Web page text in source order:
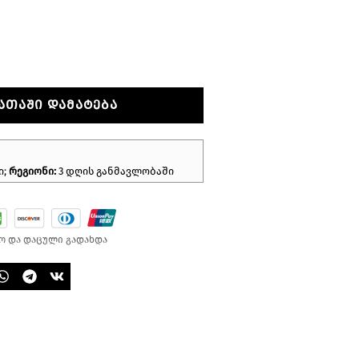
ᲓᲐᲛᲐᲢᲔᲑᲐ
რეგიონი: 3 დღის განმავლობაში
და დაცული გადახდა